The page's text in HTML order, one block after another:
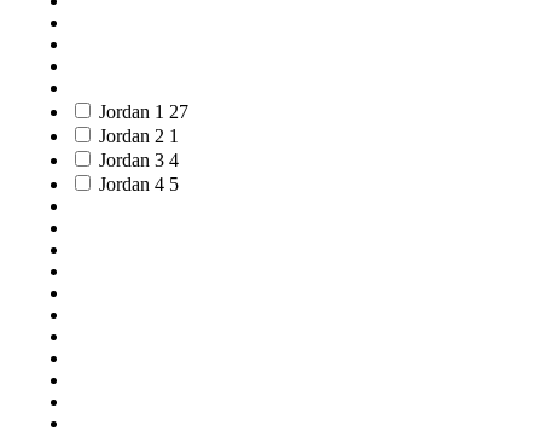
Jordan 1 27
Jordan 2 1
Jordan 3 4
Jordan 4 5